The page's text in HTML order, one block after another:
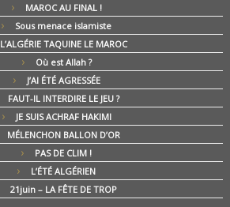
MAROC AU FINAL !
Sous menace islamiste
L’ALGÉRIE TAQUINE LE MAROC
Où est Allah ?
J’AI ÉTÉ AGRESSÉE
FAUT-IL INTERDIRE LE JEU ?
JE SUIS ACHRAF HAKIMI
MÉLENCHON BALLON D’OR
PAS DE CLIM !
L’ÉTÉ ALGÉRIEN
21juin – LA FÊTE DE TROP